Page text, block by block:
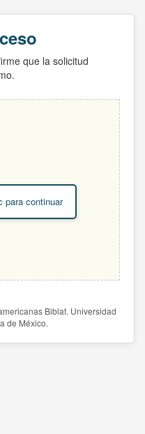
que la solicitud
para continuar
Biblat. Universidad
de México.